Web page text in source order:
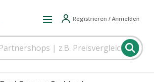
Registrieren / Anmelden